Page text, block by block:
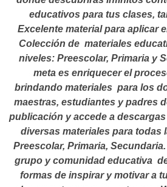
educativos para tus clases,
Excelente material para aplicar
Colección de materiales
niveles: Preescolar, Primaria y
meta es enriquecer el
brindando materiales para los
maestras, estudiantes y padres
publicación y accede a
diversas materiales para todas
Preescolar, Primaria,
grupo y comunidad educativa
formas de inspirar y motivar a